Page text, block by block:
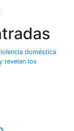
doméstica
revelan los